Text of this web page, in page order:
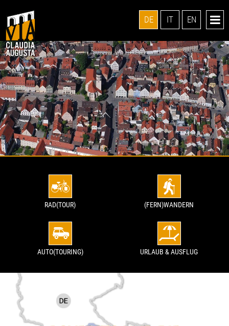
DE IT EN
RAD(TOUR) (FERN)WANDERN
AUTO(TOURING) URLAUB & AUSFLUG